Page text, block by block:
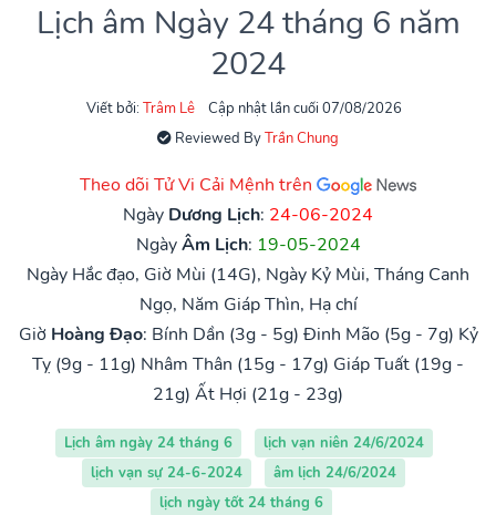
Lịch âm Ngày 24 tháng 6 năm
2024
Viết bởi: Trâm Lê
Cập nhật lần cuối 07/08/2026
Reviewed ByTrần Chung
Theo dõi Tử Vi Cải Mệnh trên
Ngày Dương Lịch: 24-06-2024
NgàyÂm Lịch: 19-05-2024
Ngày Hắc đạo, Giờ Mùi (14G), Ngày Kỷ Mùi, Tháng Canh
Ngọ, Năm Giáp Thìn, Hạ chí
Giờ Hoàng Đạo: Bính Dần (3g - 5g) Đinh Mão (5g - 7g) Kỷ
Tỵ (9g - 11g) Nhâm Thân (15g - 17g) Giáp Tuất (19g -
21g) Ất Hợi (21g - 23g)
Lịch âm ngày 24 tháng 6
lịch vạn niên 24/6/2024
lịch vạn sự 24-6-2024
âm lịch 24/6/2024
lịch ngày tốt 24 tháng 6